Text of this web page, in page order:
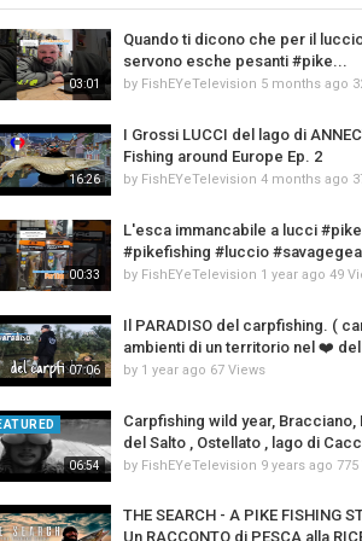
03:01
Quando ti dicono che per il
servono esche pesanti #pike...
by FishEYeTelevision 5 months ago
16:26
I Grossi LUCCI del lago di
Fishing around Europe Ep. 2
by FishEYeTelevision 4 months ago
00:33
L'esca immancabile a lucci #pike
#pikefishing #luccio
by FishEYeTelevision 1 year ago 49
07:06
Il PARADISO del carpfishing. (
ambienti di un territorio nel ❤️
by 1 year ago 67 Views
06:54
Carpfishing wild year, Bracciano,
del Salto , Ostellato , lago di
by FishEYeTelevision 9 years ago
THE SEARCH - A PIKE FISHING
Un RACCONTO di PESCA alla